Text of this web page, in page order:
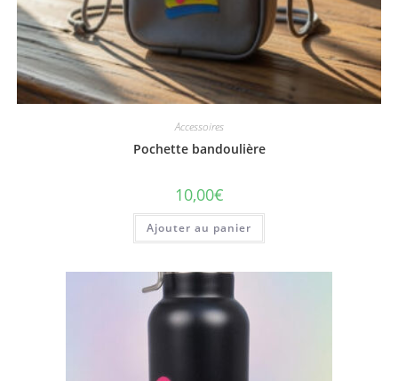
Accessoires
Pochette bandoulière
10,00€
Ajouter au panier